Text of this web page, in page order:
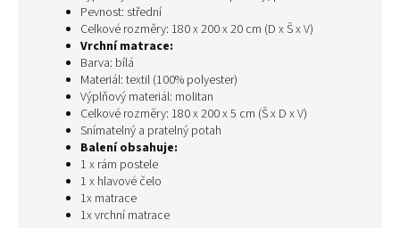
Pevnost: střední
Celkové rozměry: 180 x 200 x 20 cm (D x Š x V)
Vrchní matrace:
Barva: bílá
Materiál: textil (100% polyester)
Výplňový materiál: molitan
Celkové rozměry: 180 x 200 x 5 cm (Š x D x V)
Snímatelný a pratelný potah
Balení obsahuje:
1 x rám postele
1 x hlavové čelo
1x matrace
1x vrchní matrace